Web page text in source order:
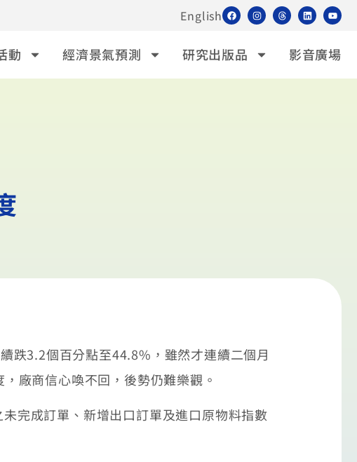
English
動 經濟景氣預測 研究出版品 影音廣場
3.2個百分點至44.8%，雖然才連續二個月
廠商信心喚不回，後勢仍難樂觀。
完成訂單、新增出口訂單及進口原物料指數